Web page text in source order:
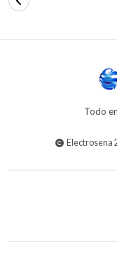
Todo
Electrosena